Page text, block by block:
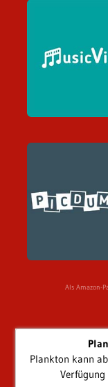
Als Amazon-
Plankton kann